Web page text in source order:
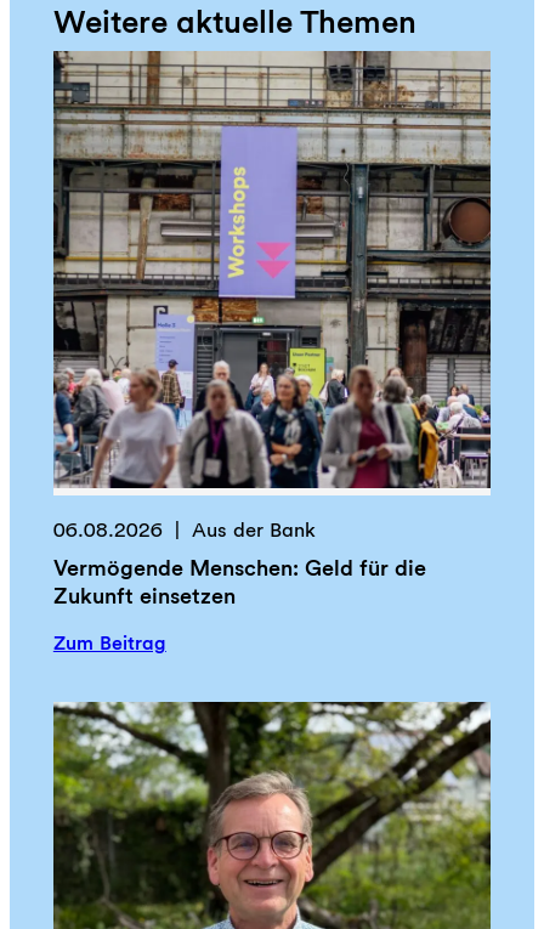
Weitere aktuelle Themen
06.08.2026 Aus der Bank
Vermögende Menschen: Geld für die
Zukunft einsetzen
Zum Beitrag:
e
r
m
ö
g
e
n
d